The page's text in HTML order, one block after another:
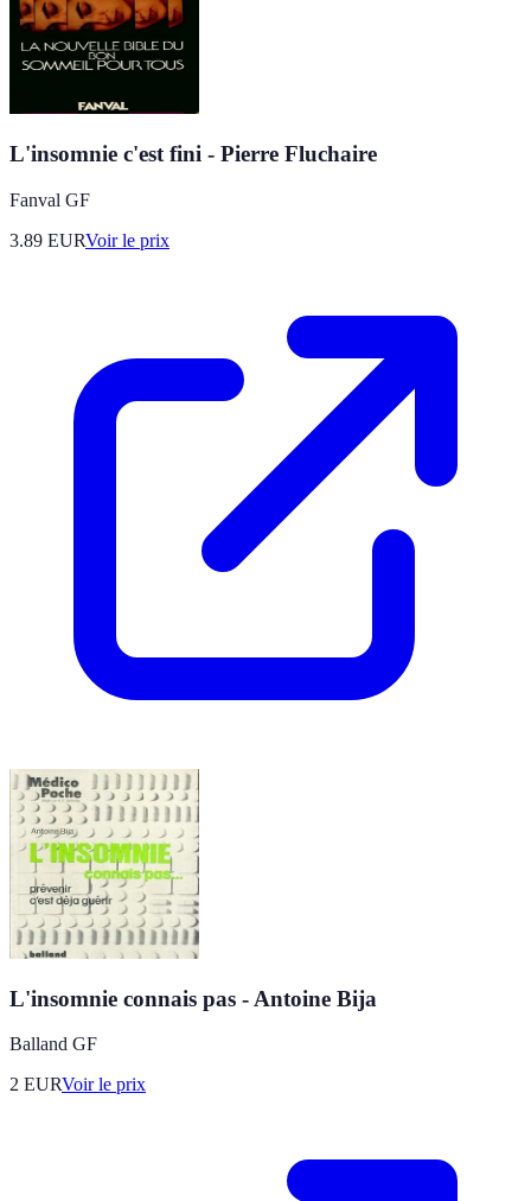
L'insomnie c'est fini - Pierre Fluchaire
Fanval GF
3.89 EURVoir le prix
L'insomnie connais pas - Antoine Bija
Balland GF
2 EURVoir le prix